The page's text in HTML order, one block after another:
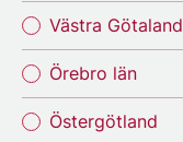
Västra Götaland
Örebro län
Östergötland